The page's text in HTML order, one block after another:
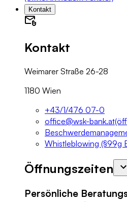
Kontakt
Kontakt
Weimarer Straße 26-28
1180 Wien
+43/1/476 07-0
office@wsk-bank.at
Whistleblowing (§99g
Öffnungszeiten
Persönliche